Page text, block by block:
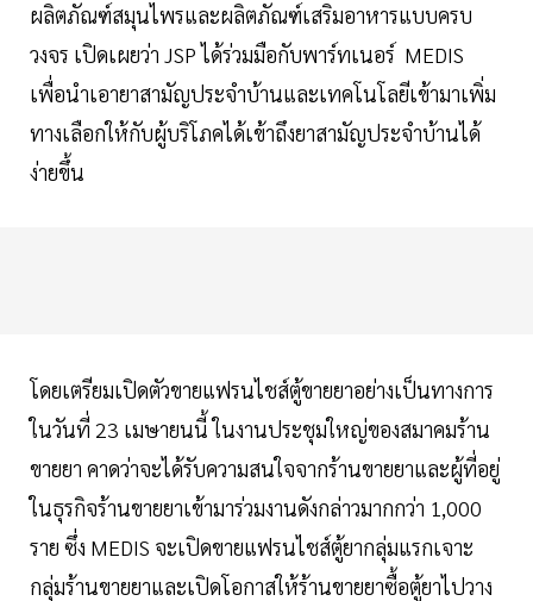
ผลิตภัณฑ์สมุนไพรและผลิตภัณฑ์เสริมอาหารแบบครบ
วงจร เปิดเผยว่า JSP ได้ร่วมมือกับพาร์ทเนอร์ MEDIS
เพื่อนำเอายาสามัญประจำบ้านและเทคโนโลยีเข้ามาเพิ่ม
ทางเลือกให้กับผู้บริโภคได้เข้าถึงยาสามัญประจำบ้านได้
ง่ายขึ้น
โดยเตรียมเปิดตัวขายแฟรนไชส์ตู้ขายยาอย่างเป็นทางการ
ในวันที่ 23 เมษายนนี้ ในงานประชุมใหญ่ของสมาคมร้าน
ขายยา คาดว่าจะได้รับความสนใจจากร้านขายยาและผู้ที่อยู่
ในธุรกิจร้านขายยาเข้ามาร่วมงานดังกล่าวมากกว่า 1,000
ราย ซึ่ง MEDIS จะเปิดขายแฟรนไชส์ตู้ยากลุ่มแรกเจาะ
กลุ่มร้านขายยาและเปิดโอกาสให้ร้านขายยาซื้อตู้ยาไปวาง